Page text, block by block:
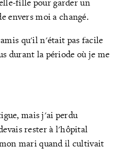
fille pour garder un
envers moi a changé.
qu'il n'était pas facile
durant la période où je me
mais j'ai perdu
rester à l'hôpital
mari quand il cultivait